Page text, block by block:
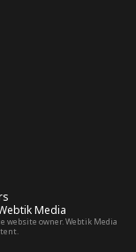
Media
website owner. Webtik Media